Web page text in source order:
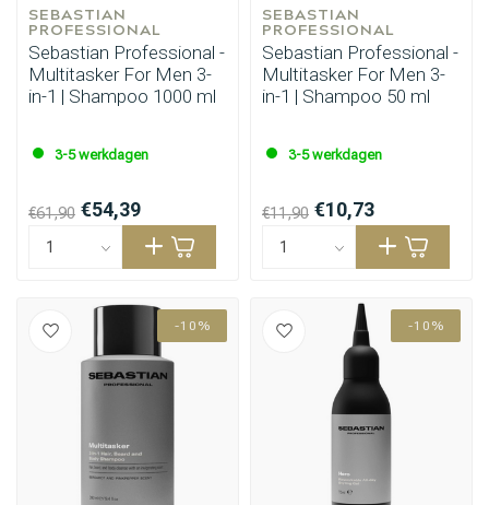
Haarstyling Haarkleuring
SEBASTIAN
PROFESSIONAL
Sebastian Professional -
Multitasker For Men 3-
in-1 | Shampoo 1000 ml
3-5 werkdagen
€61,90 €54,39
SEBASTIAN
PROFESSIONAL
Sebastian Professional -
Multitasker For Men 3-
in-1 | Shampoo 50 ml
3-5 werkdagen
€11,90 €10,73
-10% -10%